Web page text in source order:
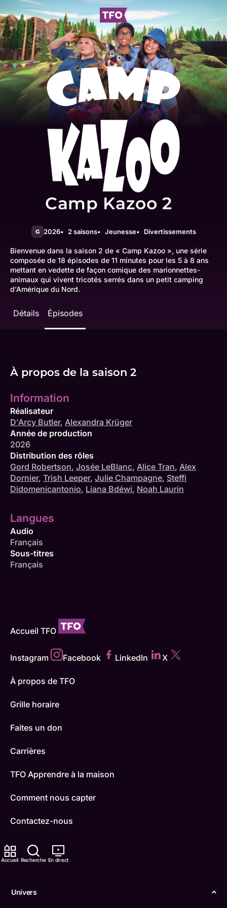
Accueil Recherche En direct
Univers
Camp Kazoo 2
G 2026 2 saisons Jeunesse Divertissements
Bienvenue dans la saison 2 de « Camp Kazoo », une série
composée de 18 épisodes de 11 minutes pour les 5 à 8 ans
mettant en vedette de façon comique des marionnettes-
animaux qui vivent tricotés serrés dans un petit camping
d'Amérique du Nord.
Détails Épisodes
À propos de la saison 2
Information
Réalisateur
D'Arcy Butler, Alexandra Krüger
Année de production
2026
Distribution des rôles
Gord Robertson, Josée LeBlanc, Alice Tran, Alex
Dornier, Trish Leeper, Julie Champagne, Steffi
Didomenicantonio, Liana Bdéwi, Noah Laurin
Langues
Audio
Français
Sous-titres
Français
Accueil TFO
Instagram Facebook LinkedIn X
À propos de TFO
Grille horaire
Faites un don
Carrières
TFO Apprendre à la maison
Comment nous capter
Contactez-nous
ONFR
Boukili